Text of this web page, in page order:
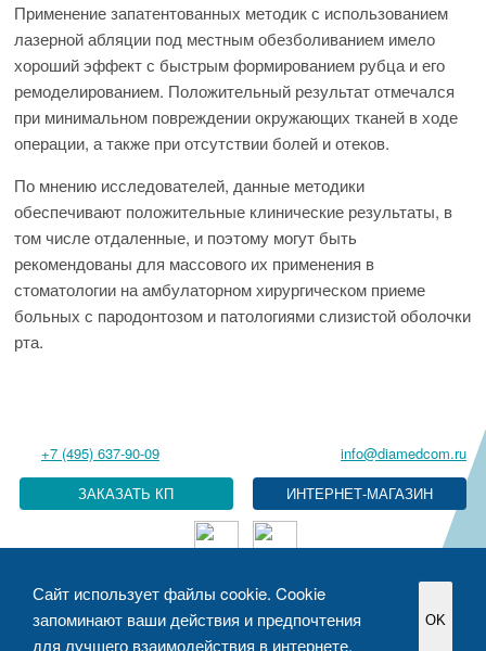
Применение запатентованных методик с использованием
лазерной абляции под местным обезболиванием имело
хороший эффект с быстрым формированием рубца и его
ремоделированием. Положительный результат отмечался
при минимальном повреждении окружающих тканей в ходе
операции, а также при отсутствии болей и отеков.
По мнению исследователей, данные методики
обеспечивают положительные клинические результаты, в
том числе отдаленные, и поэтому могут быть
рекомендованы для массового их применения в
стоматологии на амбулаторном хирургическом приеме
больных с пародонтозом и патологиями слизистой оболочки
рта.
+7 (495) 637-90-09
info@diamedcom.ru
ЗАКАЗАТЬ КП
Политика в отношении обработки персональных данных
Разработка сайтов Медафарм STUDIO
Сайт использует файлы cookie. Cookie
запоминают ваши действия и предпочтения
для лучшего взаимодействия в интернете.
OK